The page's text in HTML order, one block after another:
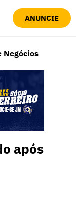
ANUNCIE
Negócios
após